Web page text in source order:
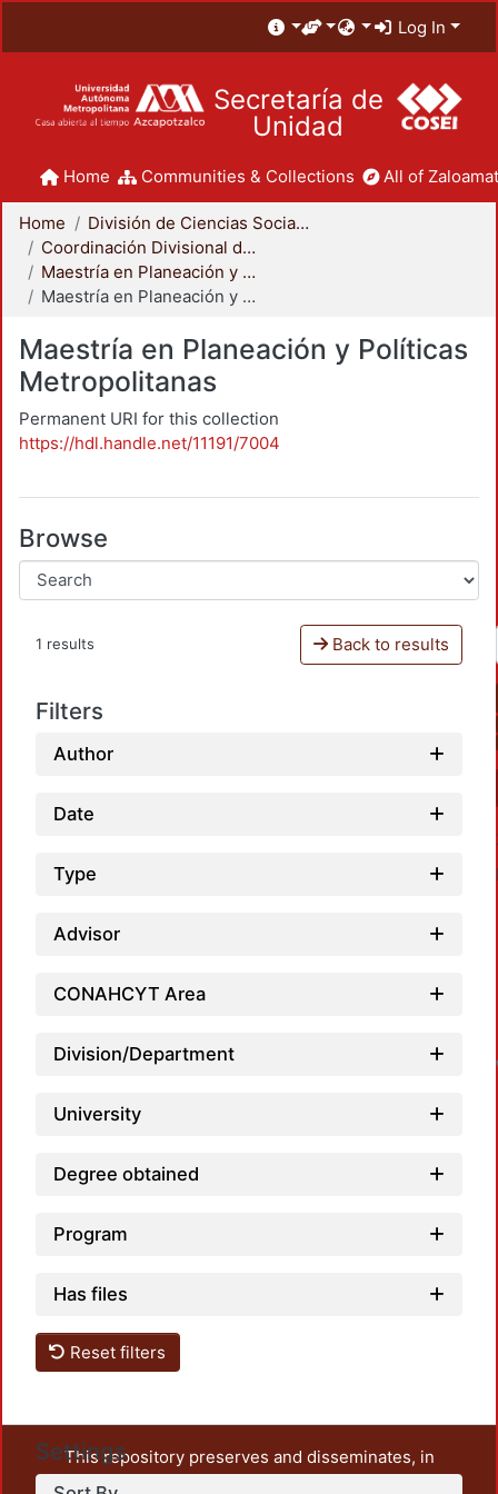
Log In
Secretaría de
Unidad
Home Communities & Collections All of
Home
División de Ciencias Sociales y Humanidades
Coordinación Divisional de Posgrado
Maestría en Planeación y Políticas Metropolitanas
Maestría en Planeación y Políticas Metropolitanas
Maestría en Planeación y Políticas
Metropolitanas
Permanent URI for this collection
https://hdl.handle.net/11191/7004
Browse
1 results Back to results
Filters
Author
Date
Type
Advisor
CONAHCYT Area
Division/Department
University
Degree obtained
Program
Has files
Reset filters
Settings
This repository preserves and disseminates, in
unrestricted open access, the teaching and research